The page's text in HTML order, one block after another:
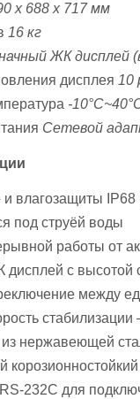
x 688 x 717 мм
16 кг
ЖК дисплей
дисплея 10
-
Сетевой
и влагозащиты
под струёй воды
работы от
с высотой
между
стабилизации
нержавеющей
232C для